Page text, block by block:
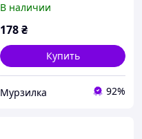
В наличии
178₴
Купить
Мурзилка 92%